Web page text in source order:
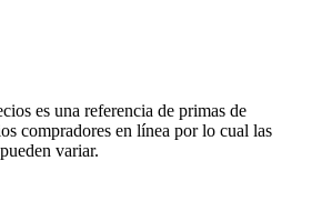
es una referencia de primas de
compradores en línea por lo cual las
variar.